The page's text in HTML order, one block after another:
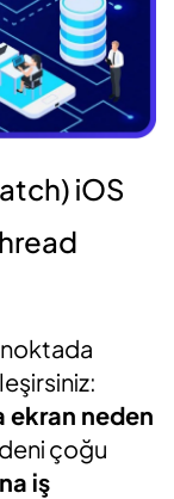
iOS
ekran neden
çoğu
iş